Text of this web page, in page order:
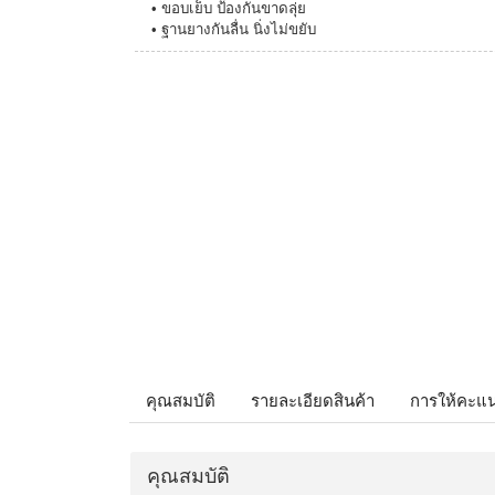
• ขอบเย็บ ป้องกันขาดลุ่ย
• ฐานยางกันลื่น นิ่งไม่ขยับ
คุณสมบัติ รายละเอียดสินค้า การให้คะแ
คุณสมบัติ